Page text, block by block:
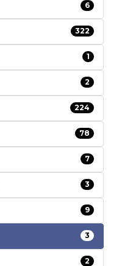
6
322
1
2
224
78
7
3
9
3
2